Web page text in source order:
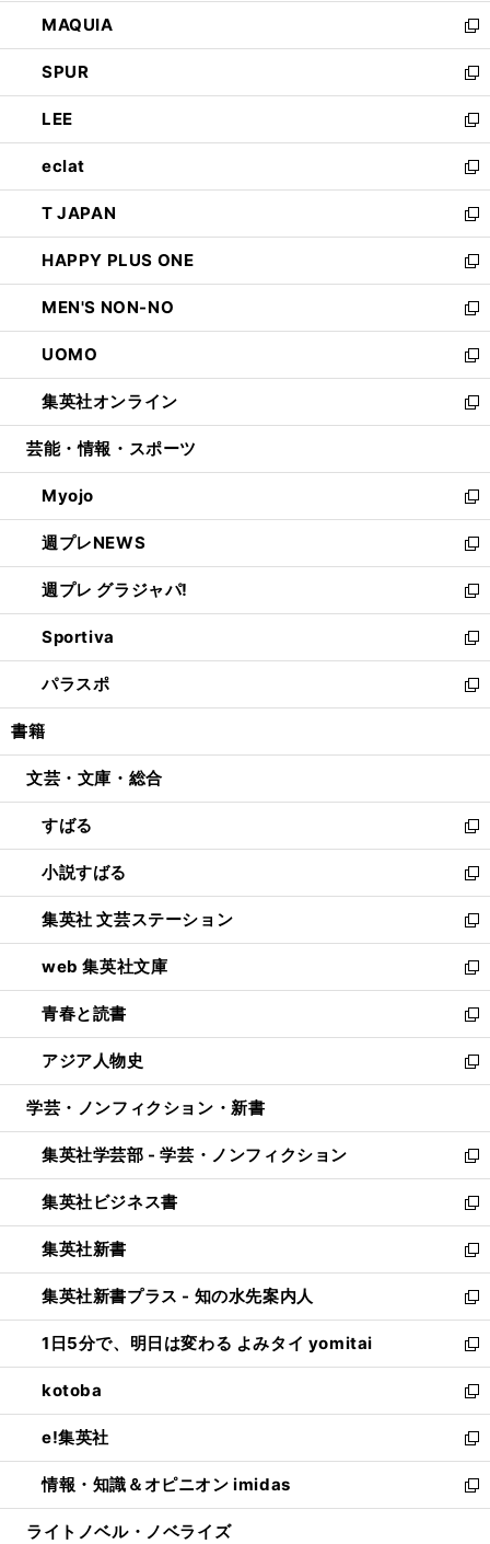
ド
ウ
で
開
く
ウ
ィ
ン
ド
ウ
で
開
く
し
い
ウ
ィ
ン
ド
ウ
で
開
く
MAQUIA
新
し
い
ウ
ィ
ン
ド
ウ
で
開
く
SPUR
新
し
い
ウ
ィ
ン
ド
ウ
で
開
く
LEE
新
し
い
ウ
ィ
ン
ド
ウ
で
開
く
eclat
新
し
い
ウ
ィ
ン
ド
ウ
で
開
く
T JAPAN
新
し
い
ウ
ィ
ン
ド
ウ
で
開
HAPPY PLUS ONE
新
し
い
ウ
ィ
ン
ド
ウ
開
く
MEN'S NON-NO
新
し
い
ウ
ィ
ン
ウ
で
開
く
UOMO
新
し
い
ウ
ン
ド
ウ
で
開
く
集英社オンライン
新
し
ウ
ィ
ン
ド
ウ
で
開
く
芸能・情報・スポーツ
Myojo
新
し
い
ウ
ィ
ン
ド
ウ
で
開
週プレNEWS
新
し
い
ウ
ィ
ン
ド
ウ
開
週プレ グラジャパ!
新
し
い
ウ
ィ
ン
ウ
開
く
Sportiva
新
し
い
ウ
ン
ウ
で
開
く
パラスポ
新
し
ウ
ン
ド
ウ
で
開
く
書籍
文芸・文庫・総合
すばる
新
し
い
ウ
ィ
ン
ド
ウ
で
開
く
小説すばる
新
し
い
ウ
ィ
ン
ド
ウ
で
開
集英社 文芸ステーション
新
し
い
ウ
ィ
ン
ド
ウ
開
く
web 集英社文庫
新
し
い
ウ
ィ
ン
ウ
で
開
く
青春と読書
新
し
い
ウ
ン
ド
ウ
で
開
く
アジア人物史
新
し
ウ
ィ
ン
ド
ウ
で
開
く
学芸・ノンフィクション・新書
集英社学芸部 - 学芸・ノンフィクション
新
し
い
ウ
ィ
ン
ド
ウ
で
開
く
集英社ビジネス書
新
し
い
ウ
ィ
ン
ド
ウ
で
開
く
集英社新書
新
し
い
ウ
ィ
ン
ド
ウ
で
開
く
集英社新書プラス - 知の水先案内人
新
し
い
ウ
ィ
ン
ド
ウ
で
開
1日5分で、明日は変わる よみタイ yomitai
新
し
い
ウ
ィ
ン
ド
ウ
kotoba
新
し
い
ウ
ィ
ン
e!集英社
新
し
い
ウ
情報・知識＆オピニオン imidas
新
し
ライトノベル・ノベライズ